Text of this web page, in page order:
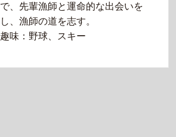
で、先輩漁師と運命的な出会いを
し、漁師の道を志す。
趣味：野球、スキー